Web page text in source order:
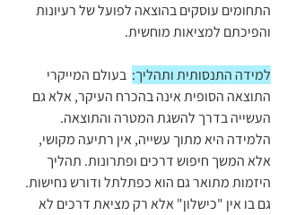
התחומים עוסקים בהוצאה לפועל של רעיונות
והפיכתם למציאות מוחשית.
למידה התנסותית ותהליך: בעולם המייקרי
התוצאה הסופית אינה בהכרח העיקר, אלא גם
העשייה בדרך להשגת המטרה והתוצאה.
הלמידה היא מתוך עשייה, אין רתיעה מקושי,
אלא המשך חיפוש דרכים ופתרונות. תהליך
היזמות מתואר גם הוא כפתלתל ודורש נחישות.
גם בו אין "כישלון" אלא רק מציאת דרכים לא